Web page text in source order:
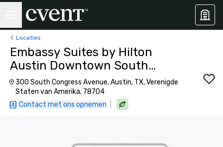
Locaties
Embassy Suites by Hilton
Austin Downtown South
Congress
300 South Congress Avenue, Austin, TX, Verenigde
Staten van Amerika, 78704
Contact met ons opnemen